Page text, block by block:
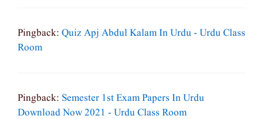
Pingback: Quiz Apj Abdul Kalam In Urdu - Urdu Class
Room
Pingback: Semester 1st Exam Papers In Urdu
Download Now 2021 - Urdu Class Room